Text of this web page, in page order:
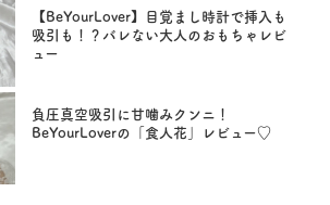
【BeYourLover】目覚まし時計で挿入も
吸引も！？バレない大人のおもちゃレビ
ュー
負圧真空吸引に甘噛みクンニ！
BeYourLoverの「食人花」レビュー♡